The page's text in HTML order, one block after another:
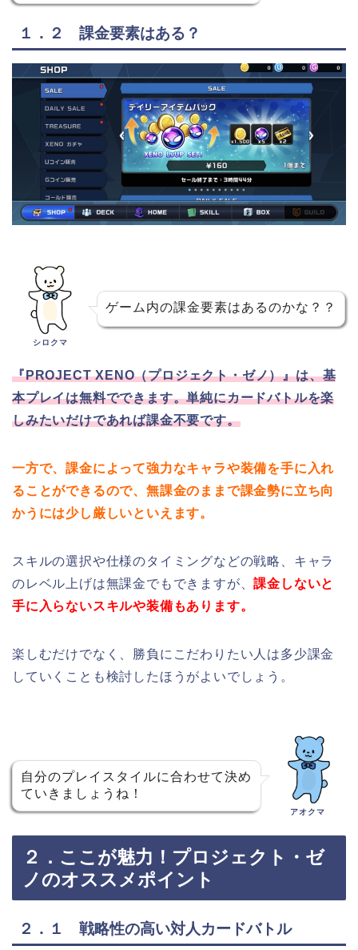
１．２ 課金要素はある？
シロクマ
ゲーム内の課金要素はあるのかな？？
『PROJECT XENO（プロジェクト・ゼノ）』は、基
本プレイは無料でできます。単純にカードバトルを楽
しみたいだけであれば課金不要です。
一方で、課金によって強力なキャラや装備を手に入れ
ることができるので、無課金のままで課金勢に立ち向
かうには少し厳しいといえます。
スキルの選択や仕様のタイミングなどの戦略、キャラ
のレベル上げは無課金でもできますが、課金しないと
手に入らないスキルや装備もあります。
楽しむだけでなく、勝負にこだわりたい人は多少課金
していくことも検討したほうがよいでしょう。
自分のプレイスタイルに合わせて決め
ていきましょうね！
アオクマ
２．ここが魅力！プロジェクト・ゼ
ノのオススメポイント
２．１ 戦略性の高い対人カードバトル